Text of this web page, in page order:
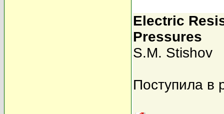
Electric
Pressures
S.M. Stishov
Поступила в